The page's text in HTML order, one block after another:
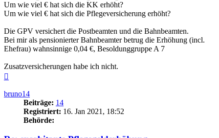
Um wie viel € hat sich die KK erhöht?
Um wie viel € hat sich die Pflegeversicherung erhöht?
Die GPV versichert die Postbeamten und die Bahnbeamten.
Bei mir als pensionierter Bahnbeamter betrug die Erhöhung (incl.
Ehefrau) wahnsinnige 0,04 €, Besoldunggruppe A 7
Zusatzversicherungen habe ich nicht.
bruno14
Beiträge: 14
Registriert: 16. Jan 2021, 18:52
Behörde: